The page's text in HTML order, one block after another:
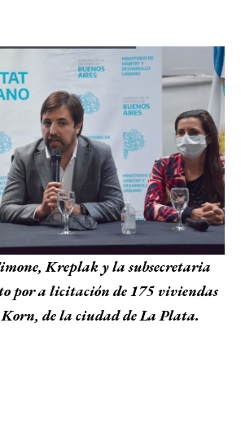
Kreplak y la subsecretaria
por a licitación de 175 viviendas
de la ciudad de La Plata.